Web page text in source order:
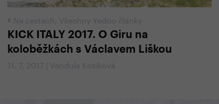
# Na cestách Všechny Yedoo články
KICK ITALY 2017. O Giru na
koloběžkách s Václavem Liškou
11. 7. 2017 | Vendula Kosíková